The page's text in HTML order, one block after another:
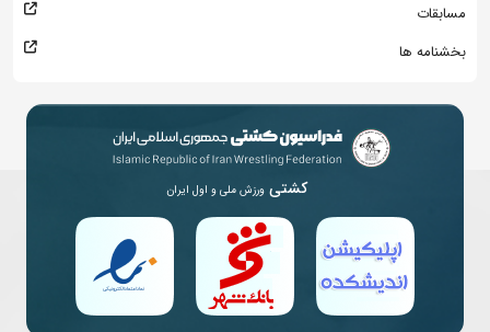
مسابقات
بخشنامه ها
کشتی ورزش ملی و اول ایران